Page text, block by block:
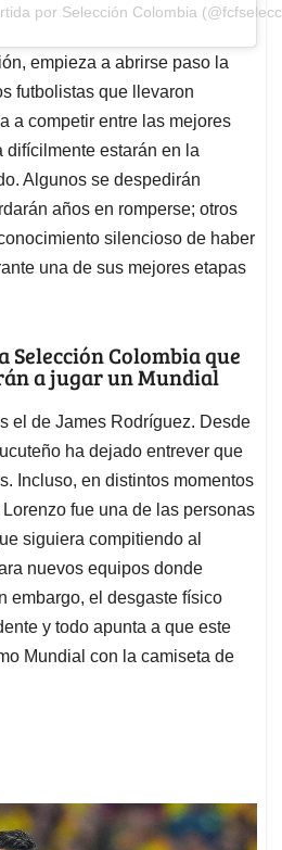
por Selección Colombia
empieza a abrirse paso la
futbolistas que llevaron
a competir entre las mejores
estarán en la
Algunos se despedirán
años en romperse; otros
silencioso de haber
una de sus mejores etapas
Selección Colombia que
a jugar un Mundial
el de James Rodríguez. Desde
ha dejado entrever que
Incluso, en distintos momentos
fue una de las personas
siguiera compitiendo al
nuevos equipos donde
embargo, el desgaste físico
y todo apunta a que este
Mundial con la camiseta de